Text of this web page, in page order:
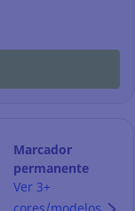
Marcador
permanente
Lyreco - ponta
em bisel 1-5 mm
Ver 3+